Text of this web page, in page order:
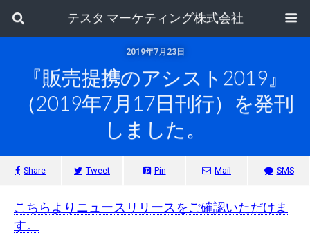
テスタ マーケティング株式会社
2019年7月23日
『販売提携のアシスト2019』
（2019年7月17日刊行）を発刊
しました。
Share Tweet Pin Mail SMS
こちらよりニュースリリースをご確認いただけま
す。